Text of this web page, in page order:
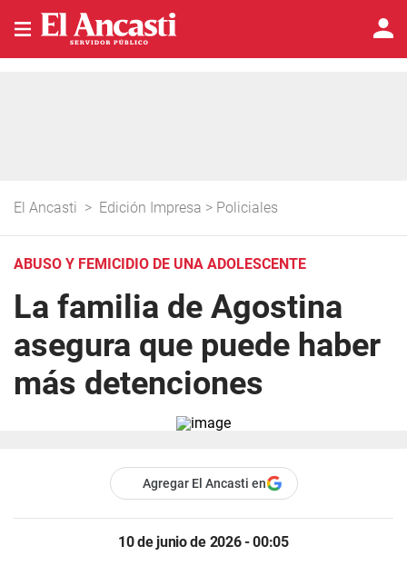
El Ancasti > Edición Impresa > Policiales
ABUSO Y FEMICIDIO DE UNA ADOLESCENTE
La familia de Agostina
asegura que puede haber
más detenciones
Agregar El Ancasti en
10 de junio de 2026 - 00:05